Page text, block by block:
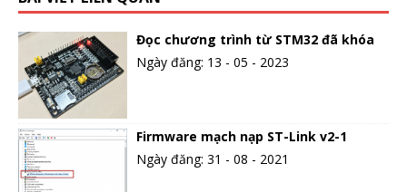
Đọc chương trình từ STM32 đã khóa
Ngày đăng: 13 - 05 - 2023
Firmware mạch nạp ST-Link v2-1
Ngày đăng: 31 - 08 - 2021